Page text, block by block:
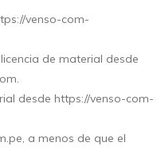
venso-com-
de material desde
desde https://venso-com-
a menos de que el